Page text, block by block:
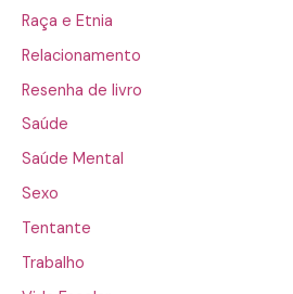
Raça e Etnia
Relacionamento
Resenha de livro
Saúde
Saúde Mental
Sexo
Tentante
Trabalho